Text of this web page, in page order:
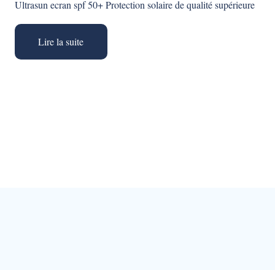
Ultrasun ecran spf 50+ Protection solaire de qualité supérieure
Lire la suite